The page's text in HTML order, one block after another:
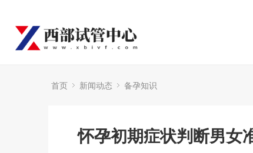
首页 新闻动态 备孕知识
怀孕初期症状判断男女